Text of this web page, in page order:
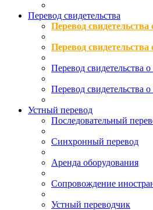
Перевод свидетельства
Перевод свидетельства
Перевод
Перевод свидетельства
Перевод свидетельства
Устный перевод
Последовательный
Синхронный перевод
Аренда оборудования
Сопровождение
Устный переводчик